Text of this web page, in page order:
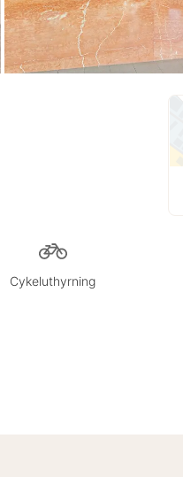
Cykeluthyrning